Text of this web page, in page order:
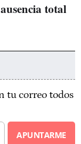
total
tu correo todos
APUNTARME